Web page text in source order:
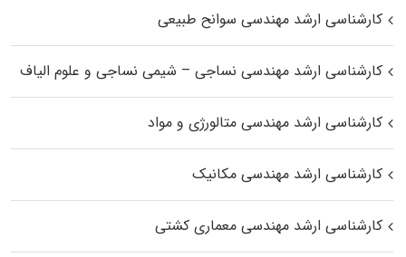
کارشناسی ارشد مهندسی سوانح طبیعی
کارشناسی ارشد مهندسی نساجی – شیمی نساجی و علوم الیاف
کارشناسی ارشد مهندسی متالورژی و مواد
کارشناسی ارشد مهندسی مکانیک
کارشناسی ارشد مهندسی معماری کشتی